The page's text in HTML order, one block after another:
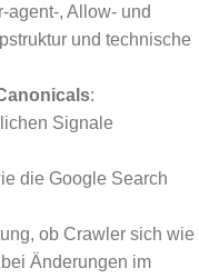
agent-, Allow- und
und technische
:
Signale
die Google Search
ob Crawler sich wie
Änderungen im